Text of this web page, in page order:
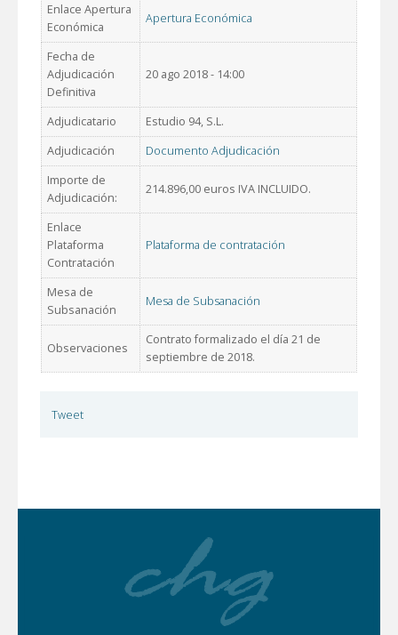
Enlace Apertura
Económica
Apertura Económica
Fecha de
Adjudicación
Definitiva
20 ago 2018 - 14:00
Adjudicatario
Estudio 94, S.L.
Adjudicación
Documento Adjudicación
Importe de
Adjudicación:
214.896,00 euros IVA INCLUIDO.
Enlace
Plataforma
Contratación
Plataforma de contratación
Mesa de
Subsanación
Mesa de Subsanación
Observaciones
Contrato formalizado el día 21 de
septiembre de 2018.
Tweet